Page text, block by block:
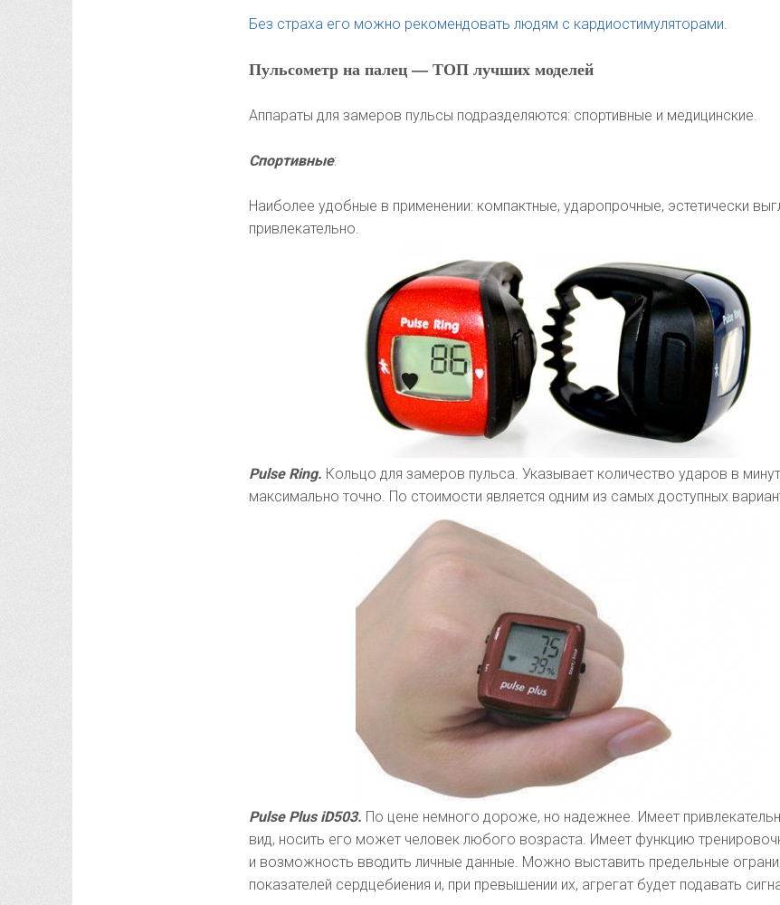
Без страха его можно рекомендовать людям с кардиостимуляторами.
Пульсометр на палец — ТОП лучших моделей
Аппараты для замеров пульсы подразделяются: спортивные и медицинские.
Спортивные:
Наиболее удобные в применении: компактные, ударопрочные, эстетически
привлекательно.
Pulse Ring. Кольцо для замеров пульса. Указывает количество ударов в
максимально точно. По стоимости является одним из самых доступных
Pulse Plus iD503. По цене немного дороже, но надежнее. Имеет
вид, носить его может человек любого возраста. Имеет функцию
и возможность вводить личные данные. Можно выставить предельные
показателей сердцебиения и, при превышении их, агрегат будет подавать